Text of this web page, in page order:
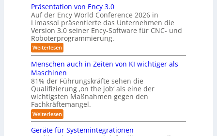
r
u
n
g
s
l
ö
s
u
n
g
e
n
m
e
r
a
s
y
s
t
e
m
f
ü
r
R
e
n
s
o
r
f
ü
r
I
n
d
u
s
t
r
i
e
r
b
v
e
r
g
l
e
i
c
h
v
o
n
m
i
l
i
t
ä
r
w
e
i
-
S
t
a
t
i
o
n
e
n
-
S
c
h
w
i
Präsentation von Ency 3.0
Auf der Ency World Conference 2026 in
Limassol präsentierte das Unternehmen die
Version 3.0 seiner Ency-Software für CNC- und
Roboterprogrammierung.
Weiterlesen:
P
ä
s
e
n
t
a
t
i
o
n
Menschen auch in Zeiten von KI wichtiger als
Maschinen
81% der Führungskräfte sehen die
Qualifizierung ‚on the job‘ als eine der
wichtigsten Maßnahmen gegen den
Fachkräftemangel.
Weiterlesen:
M
n
Geräte für Systemintegrationen